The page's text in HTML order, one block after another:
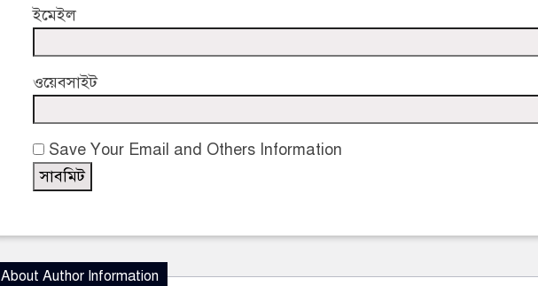
ইমেইল
ওয়েবসাইট
Save Your Email and Others Information
About Author Information